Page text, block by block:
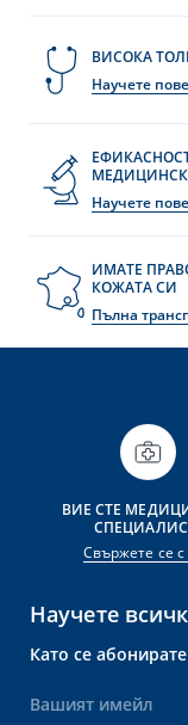
ВИСОКА
Научете
Научете
ИМАТЕ
КОЖАТА СИ
Пълна
ВИЕ СТЕ
Свържете се с
Научете
Като се